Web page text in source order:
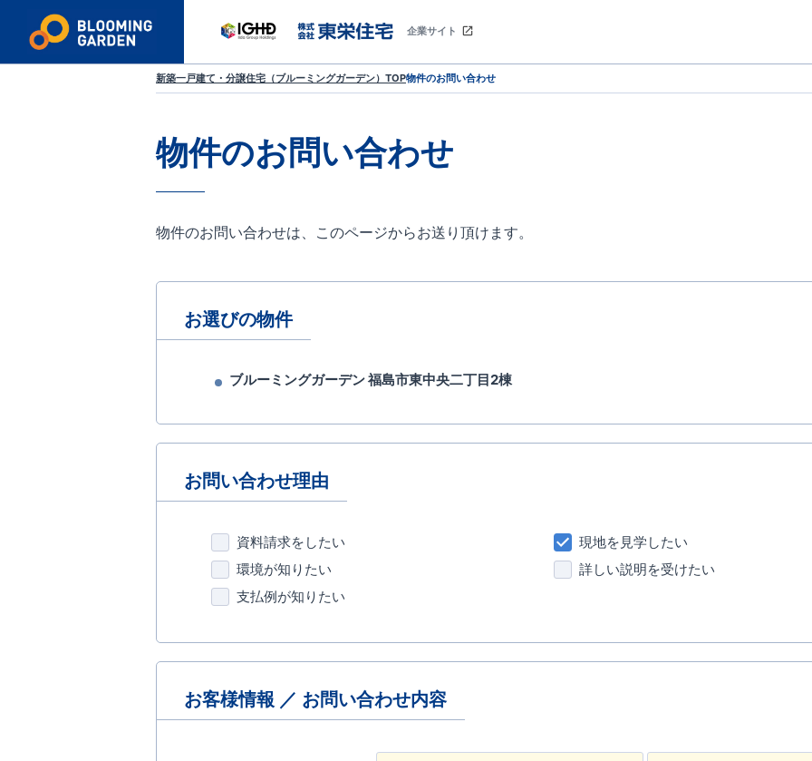
企業サイト
新築一戸建て・分譲住宅（ブルーミングガーデン）TOP物件のお問い合わせ
物件のお問い合わせ
物件のお問い合わせは、このページからお送り頂けます。
お選びの物件
ブルーミングガーデン 福島市東中央二丁目2棟
お問い合わせ理由
資料請求をしたい
現地を見学したい
環境が知りたい
詳しい説明を受けたい
支払例が知りたい
お客様情報 ／ お問い合わせ内容